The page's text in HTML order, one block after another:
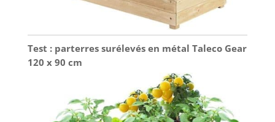
Test : parterres surélevés en métal Taleco Gear
120 x 90 cm